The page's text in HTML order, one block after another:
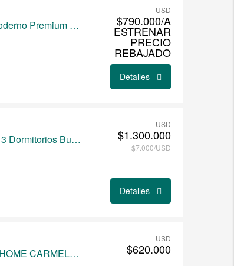
RESERVADO-Apartamento Moderno Premium Piscina Carrasco Sur
USD
$790.000/A
ESTRENAR
PRECIO
REBAJADO
Detalles
Apartamento Premium de Lujo 3 Dormitorios Buceo
USD
$1.300.000
$7.000/USD
Detalles
Protegido: Brand New 4 Bdrm HOME CARMEL Gated Community
USD
$620.000